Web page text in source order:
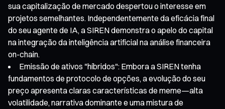
sua capitalização de mercado despertou o interesse em
projetos semelhantes. Independentemente da eficácia final
do seu agente de IA, a SIREN demonstra o apelo do capital
na integração da inteligência artificial na análise financeira
on-chain.
Emissão de ativos "híbridos": Embora a SIREN tenha
fundamentos de protocolo de opções, a evolução do seu
preço apresenta claras características de meme—alta
volatilidade, narrativa dominante e uma mistura de